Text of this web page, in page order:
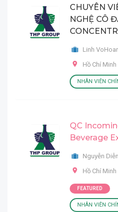
CHUYÊN
NGHỆ CÔ
Linh
Hồ Chí Minh
NHÂN VIÊN
QC
Beverage
Nguyễn
Hồ Chí Minh
FEATURED
NHÂN VIÊN